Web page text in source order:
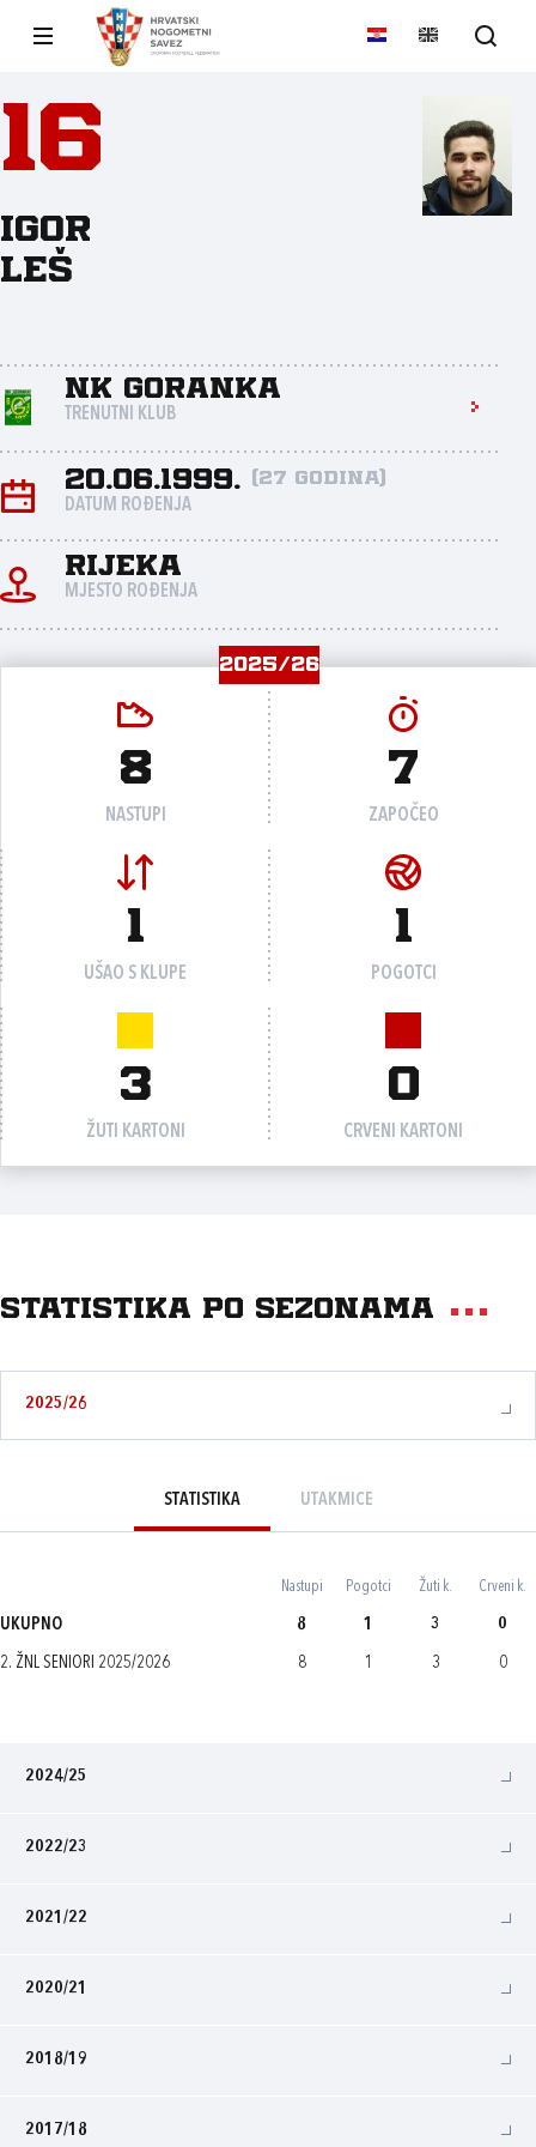
16
Igor
Leš
NK Goranka
TRENUTNI KLUB
20.06.1999. (27 godina)
DATUM ROĐENJA
Rijeka
MJESTO ROĐENJA
2025/26
8
NASTUPI
7
ZAPOČEO
1
UŠAO S KLUPE
1
POGOTCI
3
ŽUTI KARTONI
0
CRVENI KARTONI
Statistika po sezonama
2025/26
STATISTIKA UTAKMICE
Nastupi Pogotci Žuti k. Crveni k.
UKUPNO 8 1 3 0
2. ŽNL SENIORI 2025/2026 8 1 3 0
2024/25
2022/23
2021/22
2020/21
2018/19
2017/18